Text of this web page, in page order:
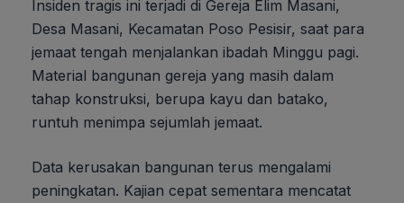
Insiden tragis ini terjadi di Gereja Elim Masani,
Desa Masani, Kecamatan Poso Pesisir, saat para
jemaat tengah menjalankan ibadah Minggu pagi.
Material bangunan gereja yang masih dalam
tahap konstruksi, berupa kayu dan batako,
runtuh menimpa sejumlah jemaat.
Data kerusakan bangunan terus mengalami
peningkatan. Kajian cepat sementara mencatat